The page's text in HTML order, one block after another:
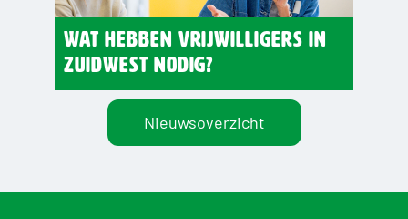
Wat hebben vrijwilligers in
Zuidwest nodig?
Nieuwsoverzicht